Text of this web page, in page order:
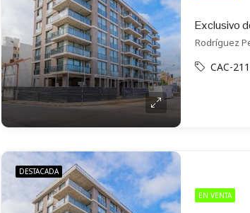
Rodríguez
CAC-
DESTACADA
EN VENTA